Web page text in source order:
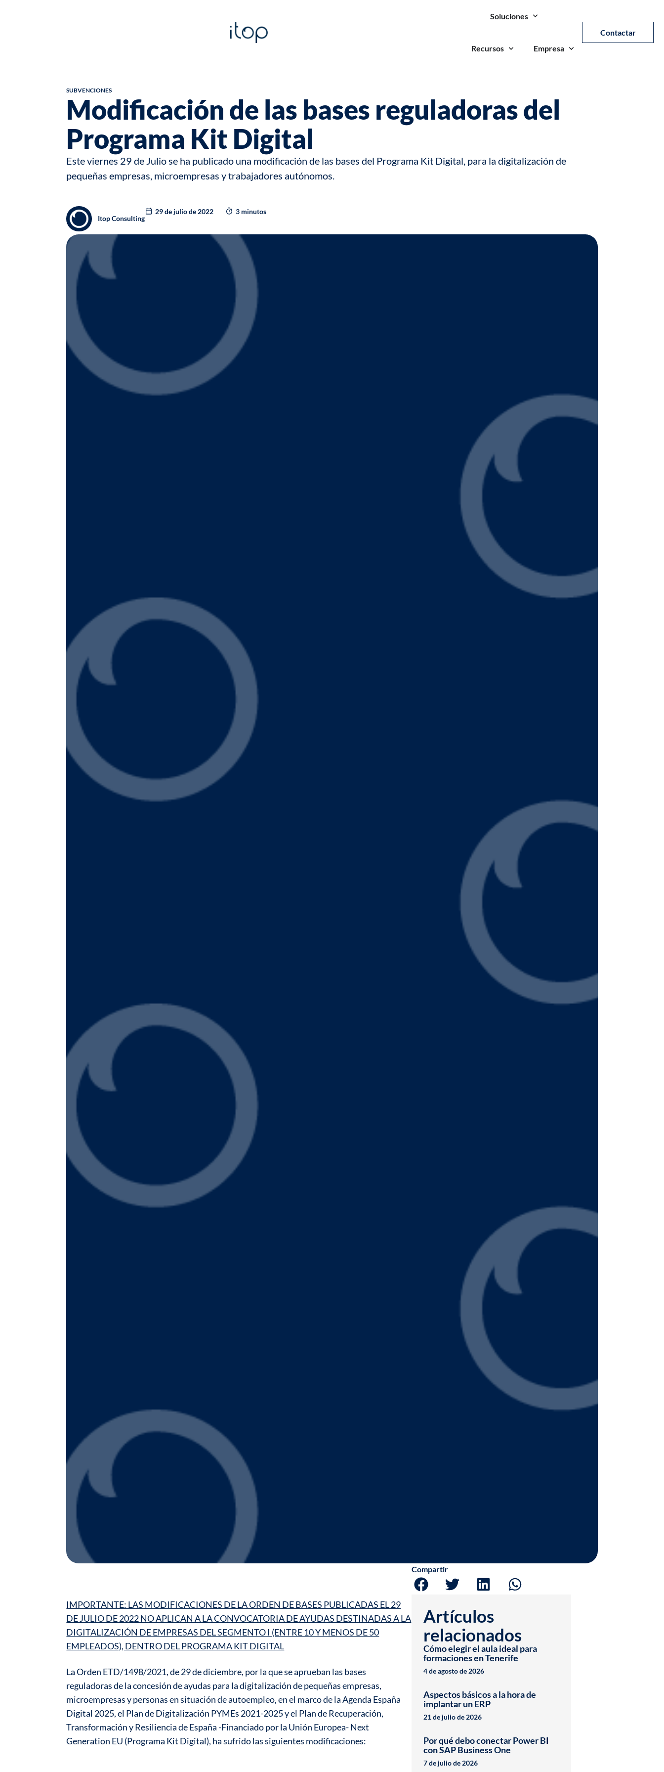
Soluciones
Recursos Empresa
Contactar
SUBVENCIONES
Modificación de las bases reguladoras del
Programa Kit Digital
Este viernes 29 de Julio se ha publicado una modificación de las bases del Programa Kit Digital, para la digitalización de
pequeñas empresas, microempresas y trabajadores autónomos.
Itop Consulting
29 de julio de 2022 3 minutos
IMPORTANTE: LAS MODIFICACIONES DE LA ORDEN DE BASES PUBLICADAS EL 29
DE JULIO DE 2022 NO APLICAN A LA CONVOCATORIA DE AYUDAS DESTINADAS A LA
DIGITALIZACIÓN DE EMPRESAS DEL SEGMENTO I (ENTRE 10 Y MENOS DE 50
EMPLEADOS), DENTRO DEL PROGRAMA KIT DIGITAL
La Orden ETD/1498/2021, de 29 de diciembre, por la que se aprueban las bases
reguladoras de la concesión de ayudas para la digitalización de pequeñas empresas,
microempresas y personas en situación de autoempleo, en el marco de la Agenda España
Digital 2025, el Plan de Digitalización PYMEs 2021-2025 y el Plan de Recuperación,
Transformación y Resiliencia de España -Financiado por la Unión Europea- Next
Generation EU (Programa Kit Digital), ha sufrido las siguientes modificaciones:
Compartir
Artículos
relacionados
Cómo elegir el aula ideal para
formaciones en Tenerife
4 de agosto de 2026
Aspectos básicos a la hora de
implantar un ERP
21 de julio de 2026
Por qué debo conectar Power BI
con SAP Business One
7 de julio de 2026